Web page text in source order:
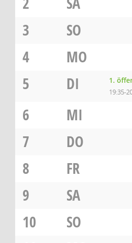
3
SO
4
MO
5
DI 1.
19:35-
6
MI
7
DO
8
FR
9
SA
10
SO